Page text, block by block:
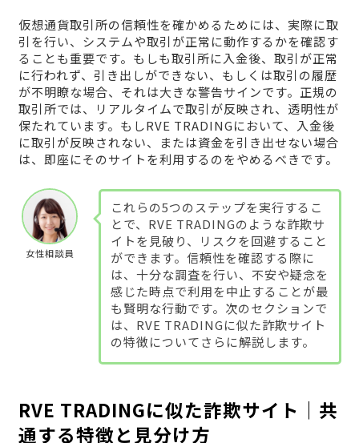
仮想通貨取引所の信頼性を確かめるためには、実際に取
引を行い、システムや取引が正常に動作するかを確認す
ることも重要です。もしも取引所に入金後、取引が正常
に行われず、引き出しができない、もしくは取引の履歴
が不明瞭な場合、それは大きな警告サインです。正規の
取引所では、リアルタイムで取引が反映され、透明性が
保たれています。もしRVE TRADINGにおいて、入金後
に取引が反映されない、または資金を引き出せない場合
は、即座にそのサイトを利用するのをやめるべきです。
女性相談員
これらの5つのステップを実行するこ
とで、RVE TRADINGのような詐欺サ
イトを見破り、リスクを回避すること
ができます。信頼性を確認する際に
は、十分な調査を行い、不安や疑念を
感じた時点で利用を中止することが最
も賢明な行動です。次のセクションで
は、RVE TRADINGに似た詐欺サイト
の特徴についてさらに解説します。
RVE TRADINGに似た詐欺サイト｜共
通する特徴と見分け方